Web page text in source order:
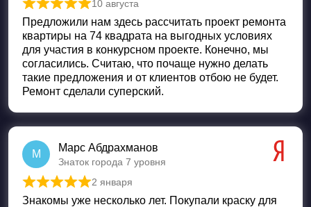
Оценка из 5
10 августа
Предложили нам здесь рассчитать проект ремонта
квартиры на 74 квадрата на выгодных условиях
для участия в конкурсном проекте. Конечно, мы
согласились. Считаю, что почаще нужно делать
такие предложения и от клиентов отбою не будет.
Ремонт сделали суперский.
М
Марс Абдрахманов
Знаток города 7 уровня
Оценка из 5
2 января
Знакомы уже несколько лет. Покупали краску для